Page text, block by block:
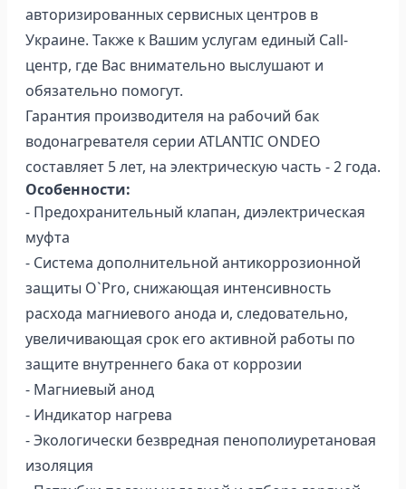
авторизированных сервисных центров в
Украине. Также к Вашим услугам единый Call-
центр, где Вас внимательно выслушают и
обязательно помогут.
Гарантия производителя на рабочий бак
водонагревателя серии ATLANTIC ONDEO
составляет 5 лет, на электрическую часть - 2 года.
Особенности:
- Предохранительный клапан, диэлектрическая
муфта
- Система дополнительной антикоррозионной
защиты O`Pro, снижающая интенсивность
расхода магниевого анода и, следовательно,
увеличивающая срок его активной работы по
защите внутреннего бака от коррозии
- Магниевый анод
- Индикатор нагрева
- Экологически безвредная пенополиуретановая
изоляция